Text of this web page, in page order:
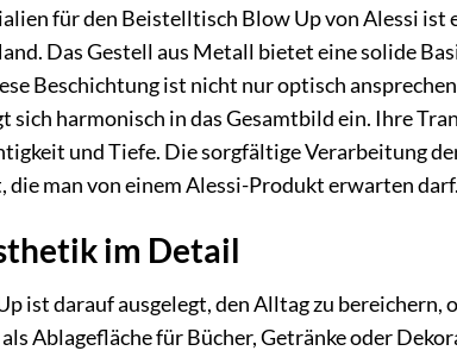
für den Beistelltisch Blow Up von Alessi
Das Gestell aus Metall bietet eine solide
Beschichtung ist nicht nur optisch
sich harmonisch in das Gesamtbild ein. Ihre
und Tiefe. Die sorgfältige Verarbeitung
man von einem Alessi-Produkt erwarten darf.
im Detail
ist darauf ausgelegt, den Alltag zu
Ablagefläche für Bücher, Getränke oder